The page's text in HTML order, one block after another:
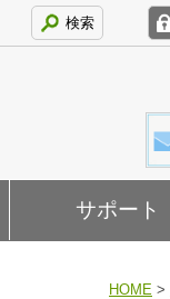
検索
サポート
HOME >